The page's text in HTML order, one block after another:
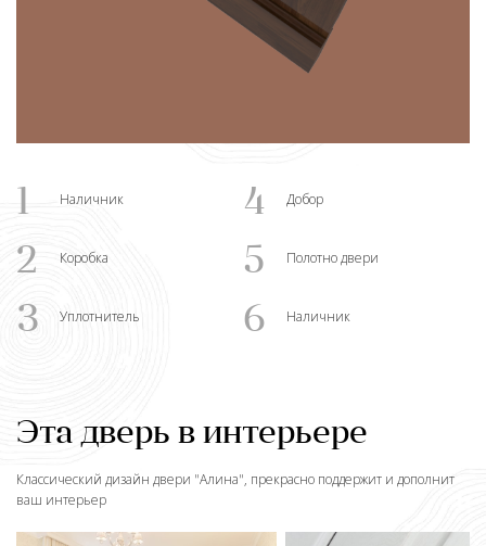
1 Наличник 4 Добор
2 Коробка 5 Полотно двери
3 Уплотнитель 6 Наличник
Эта дверь в интерьере
Классический дизайн двери "Алина", прекрасно поддержит и дополнит
ваш интерьер